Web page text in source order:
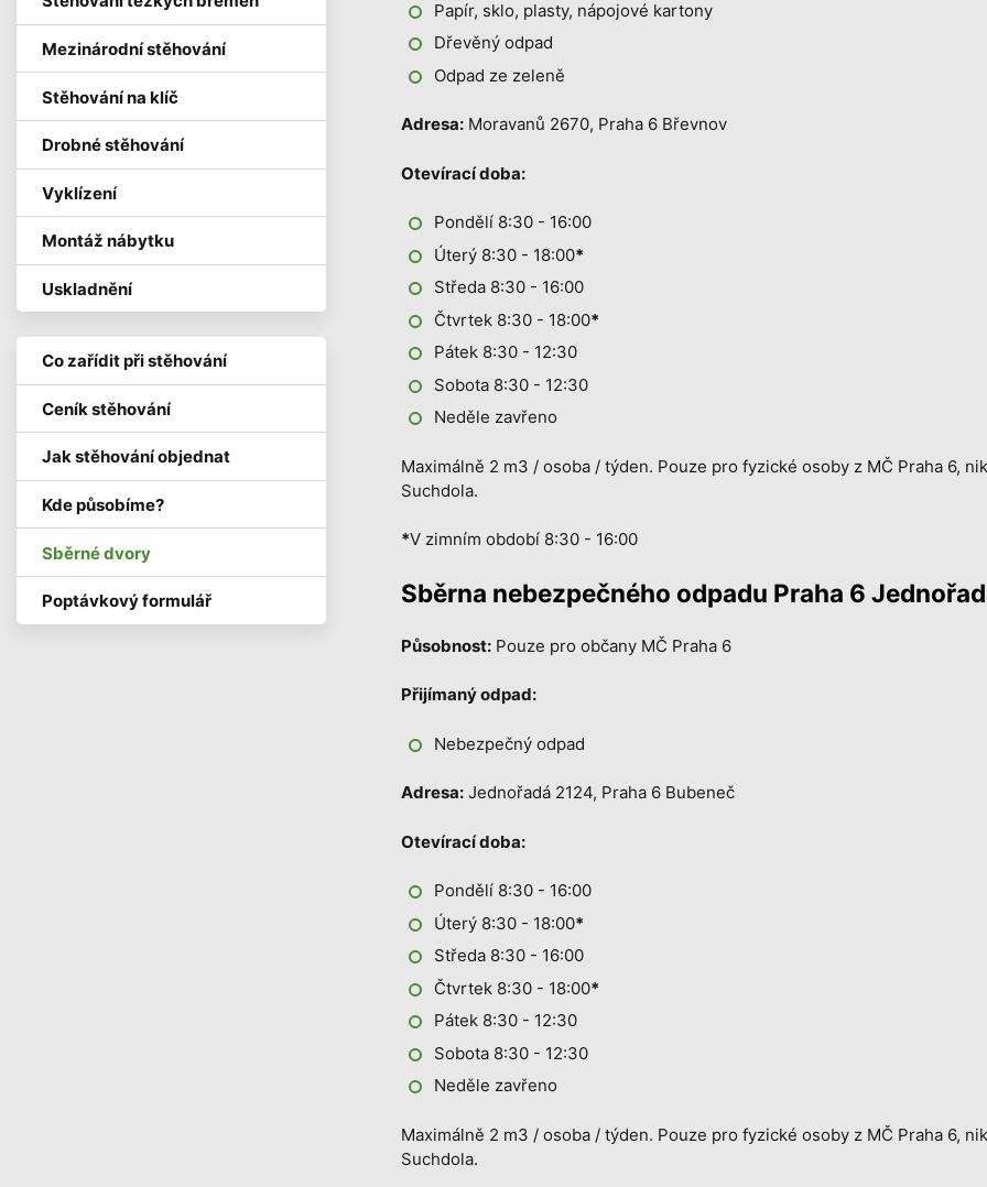
Papír, sklo, plasty, nápojové kartony
Dřevěný odpad
Odpad ze zeleně
Adresa:Moravanů 2670, Praha 6 Břevnov
Otevírací doba:
Pondělí 8:30 - 16:00
Úterý 8:30 - 18:00*
Středa 8:30 - 16:00
Čtvrtek 8:30 - 18:00*
Pátek 8:30 - 12:30
Sobota 8:30 - 12:30
Neděle zavřeno
Maximálně 2 m3 / osoba / týden. Pouze pro fyzické osoby z MČ Praha 6,
Suchdola.
*V zimním období 8:30 - 16:00
Sběrna nebezpečného odpadu Praha 6
Působnost:Pouze pro občany MČ Praha 6
Přijímaný odpad:
Nebezpečný odpad
Adresa:Jednořadá 2124, Praha 6 Bubeneč
Otevírací doba:
Pondělí 8:30 - 16:00
Úterý 8:30 - 18:00*
Středa 8:30 - 16:00
Čtvrtek 8:30 - 18:00*
Pátek 8:30 - 12:30
Sobota 8:30 - 12:30
Neděle zavřeno
Maximálně 2 m3 / osoba / týden. Pouze pro fyzické osoby z MČ Praha 6,
Suchdola.
Mezinárodní stěhování
Stěhování na klíč
Drobné stěhování
Vyklízení
Montáž nábytku
Uskladnění
Co zařídit při stěhování
Ceník stěhování
Jak stěhování objednat
Kde působíme?
Sběrné dvory
Poptávkový formulář